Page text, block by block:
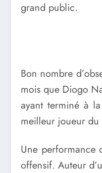
grand public.
Bon nombre
mois que Diogo
ayant terminé à
meilleur joueur du
Une performance
offensif. Auteur